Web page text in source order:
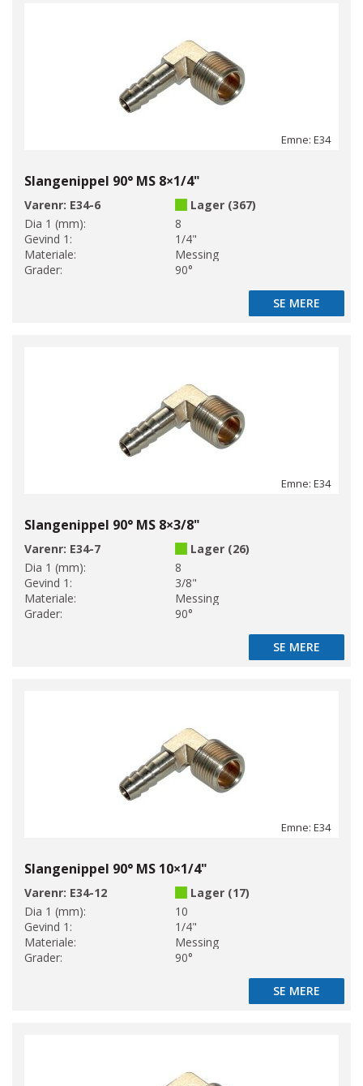
Emne: E34
Slangenippel 90° MS 8×1/4"
Varenr: E34-6
Lager (367)
Dia 1 (mm):
8
Gevind 1:
1/4"
Materiale:
Messing
Grader:
90°
SE MERE
SE MERE
Emne: E34
Slangenippel 90° MS 8×3/8"
Varenr: E34-7
Lager (26)
Dia 1 (mm):
8
Gevind 1:
3/8"
Materiale:
Messing
Grader:
90°
SE MERE
SE MERE
Emne: E34
Slangenippel 90° MS 10×1/4"
Varenr: E34-12
Lager (17)
Dia 1 (mm):
10
Gevind 1:
1/4"
Materiale:
Messing
Grader:
90°
SE MERE
SE MERE